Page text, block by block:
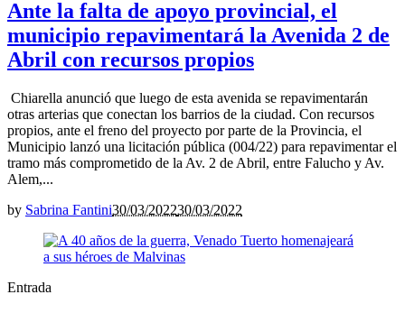
Ante la falta de apoyo provincial, el
municipio repavimentará la Avenida 2 de
Abril con recursos propios
Chiarella anunció que luego de esta avenida se repavimentarán
otras arterias que conectan los barrios de la ciudad. Con recursos
propios, ante el freno del proyecto por parte de la Provincia, el
Municipio lanzó una licitación pública (004/22) para repavimentar el
tramo más comprometido de la Av. 2 de Abril, entre Falucho y Av.
Alem,...
by Sabrina Fantini30/03/202230/03/2022
Entrada